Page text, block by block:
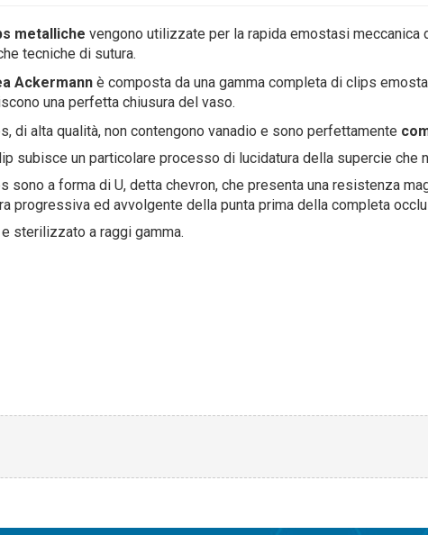
metalliche vengono utilizzate per la rapida emostasi
tecniche di sutura.
Ackermann è composta da una gamma completa di clips
una perfetta chiusura del vaso.
di alta qualità, non contengono vanadio e sono perfettamente
subisce un particolare processo di lucidatura della supercie
sono a forma di U, detta chevron, che presenta una resistenza
progressiva ed avvolgente della punta prima della completa
sterilizzato a raggi gamma.